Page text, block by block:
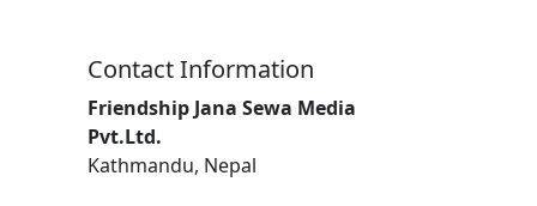
Contact Information
Friendship Jana Sewa Media
Pvt.Ltd.
Kathmandu, Nepal